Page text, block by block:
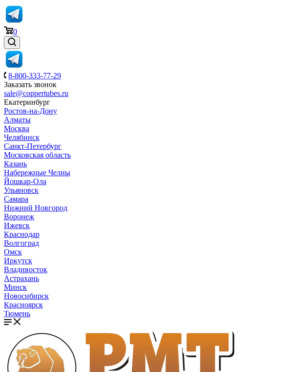
0
8-800-333-77-29
Заказать звонок
sale@coppertubes.ru
Екатеринбург
Ростов-на-Дону
Алматы
Москва
Челябинск
Санкт-Петербург
Московская область
Казань
Набережные Челны
Йошкар-Ола
Ульяновск
Самара
Нижний Новгород
Воронеж
Ижевск
Краснодар
Волгоград
Омск
Иркутск
Владивосток
Астрахань
Минск
Новосибирск
Красноярск
Тюмень